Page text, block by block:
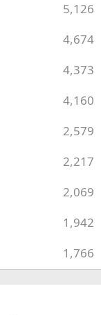
5,126
4,674
4,373
4,160
2,579
2,217
2,069
1,942
1,766